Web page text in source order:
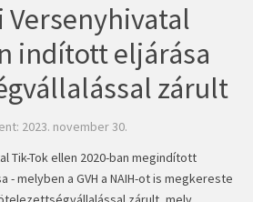
Versenyhivatal
indított eljárása
zárult
2023. november 30.
Tik-Tok ellen 2020-ban megindított
melyben a GVH a NAIH-ot is megkereste